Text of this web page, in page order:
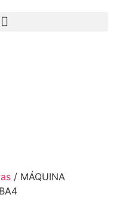
/ MÁQUINA